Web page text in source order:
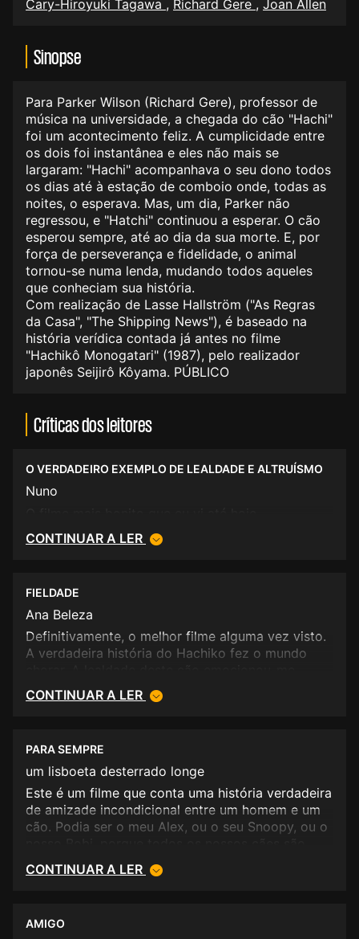
Cary-Hiroyuki Tagawa , Richard Gere , Joan Allen
Sinopse
Para Parker Wilson (Richard Gere), professor de
música na universidade, a chegada do cão "Hachi"
foi um acontecimento feliz. A cumplicidade entre
os dois foi instantânea e eles não mais se
largaram: "Hachi" acompanhava o seu dono todos
os dias até à estação de comboio onde, todas as
noites, o esperava. Mas, um dia, Parker não
regressou, e "Hatchi" continuou a esperar. O cão
esperou sempre, até ao dia da sua morte. E, por
força de perseverança e fidelidade, o animal
tornou-se numa lenda, mudando todos aqueles
que conheciam sua história.
Com realização de Lasse Hallström ("As Regras
da Casa", "The Shipping News"), é baseado na
história verídica contada já antes no filme
"Hachikô Monogatari" (1987), pelo realizador
japonês Seijirô Kôyama. PÚBLICO
Críticas dos leitores
O VERDADEIRO EXEMPLO DE LEALDADE E ALTRUÍSMO
Nuno
CONTINUAR A LER
FIELDADE
Ana Beleza
Definitivamente, o melhor filme alguma vez visto.
A verdadeira história do Hachiko fez o mundo
CONTINUAR A LER
PARA SEMPRE
um lisboeta desterrado longe
Este é um filme que conta uma história verdadeira
de amizade incondicional entre um homem e um
cão. Podia ser o meu Alex, ou o seu Snoopy, ou o
assim, de feitio, por natureza. E sempre que não
são, somos nós que os fazemos diferentes. Mas
valores que esquecemos há muito, nós os que
CONTINUAR A LER
AMIGO